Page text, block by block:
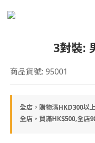
3對裝:
商品貨號: 95001
全店，購物滿HKD300以
全店，買滿HK$500,全店